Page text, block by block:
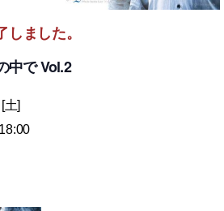
分
和
しました。
で Vol.2
土]